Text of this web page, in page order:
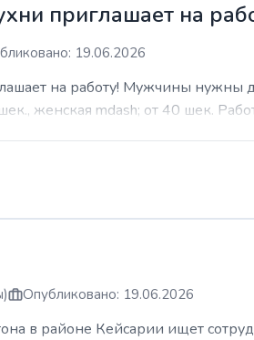
приглашает на
19.06.2026
на работу! Мужчины нужны
женская mdash; от 40 шек.
Опубликовано: 19.06.2026
в районе Кейсарии ищет